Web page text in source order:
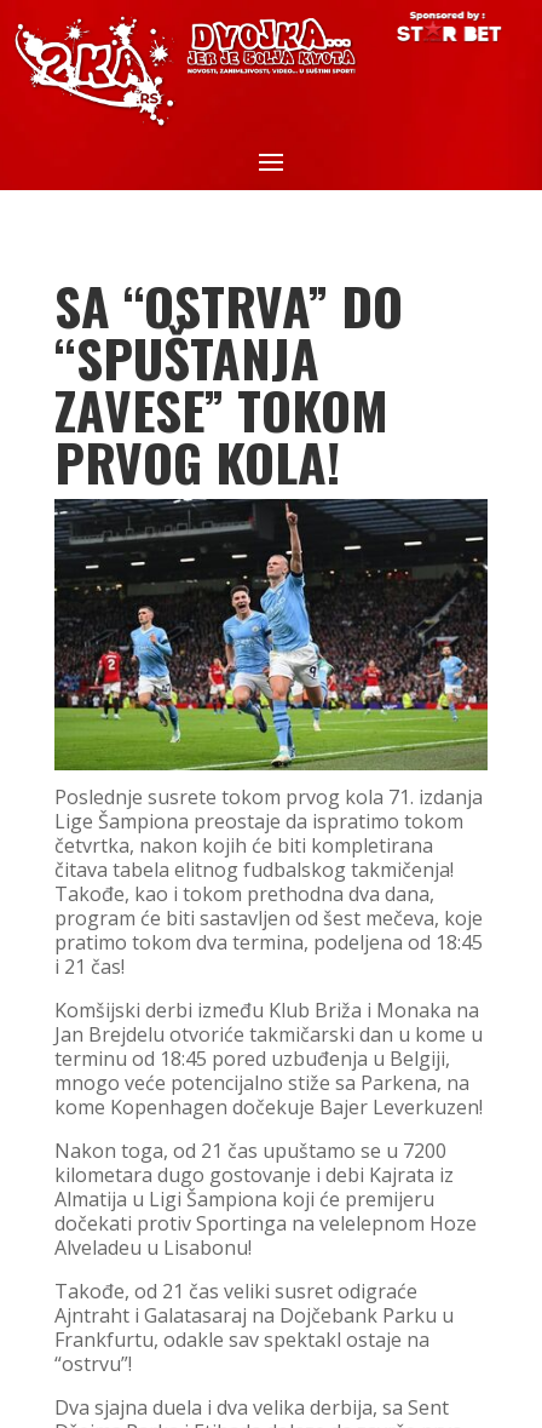
SA “OSTRVA” DO
“SPUŠTANJA
ZAVESE” TOKOM
PRVOG KOLA!
Poslednje susrete tokom prvog kola 71. izdanja
Lige Šampiona preostaje da ispratimo tokom
četvrtka, nakon kojih će biti kompletirana
čitava tabela elitnog fudbalskog takmičenja!
Takođe, kao i tokom prethodna dva dana,
program će biti sastavljen od šest mečeva, koje
pratimo tokom dva termina, podeljena od 18:45
i 21 čas!
Komšijski derbi između Klub Briža i Monaka na
Jan Brejdelu otvoriće takmičarski dan u kome u
terminu od 18:45 pored uzbuđenja u Belgiji,
mnogo veće potencijalno stiže sa Parkena, na
kome Kopenhagen dočekuje Bajer Leverkuzen!
Nakon toga, od 21 čas upuštamo se u 7200
kilometara dugo gostovanje i debi Kajrata iz
Almatija u Ligi Šampiona koji će premijeru
dočekati protiv Sportinga na velelepnom Hoze
Alveladeu u Lisabonu!
Takođe, od 21 čas veliki susret odigraće
Ajntraht i Galatasaraj na Dojčebank Parku u
Frankfurtu, odakle sav spektakl ostaje na
“ostrvu”!
Dva sjajna duela i dva velika derbija, sa Sent